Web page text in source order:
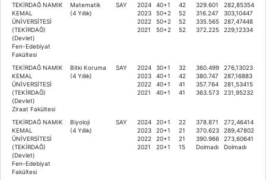
TEKİRDAĞ NAMIK
KEMAL
ÜNİVERSİTESİ
(TEKİRDAĞ)
(Devlet)
Fen-Edebiyat
Fakültesi
Matematik
(4 Yıllık)
SAY
2024
2023
2022
2021
40+1
50+2
50+2
50+2
42
52
52
52
329.601
316.247
335.565
372.225
282,85354
303,10447
287,47448
229,12334
TEKİRDAĞ NAMIK
KEMAL
ÜNİVERSİTESİ
(TEKİRDAĞ)
(Devlet)
Ziraat Fakültesi
Bitki Koruma
(4 Yıllık)
SAY
2024
2023
2022
2021
30+1
40+1
40+1
40+1
32
42
41
41
360.499
380.747
357.764
363.573
276,13023
287,16883
281,53415
231,95232
TEKİRDAĞ NAMIK
KEMAL
ÜNİVERSİTESİ
(TEKİRDAĞ)
(Devlet)
Fen-Edebiyat
Fakültesi
Biyoloji
(4 Yıllık)
SAY
2024
2023
2022
2021
20+1
20+1
20+1
20+1
22
21
21
15
378.871
370.623
390.966
Dolmadı
272,46414
289,47802
273,60641
Dolmadı